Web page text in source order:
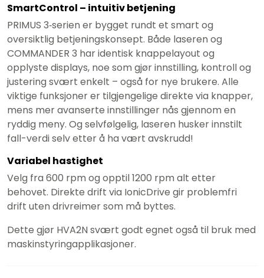
SmartControl – intuitiv betjening
PRIMUS 3‑serien er bygget rundt et smart og
oversiktlig betjeningskonsept. Både laseren og
COMMANDER 3 har identisk knappelayout og
opplyste displays, noe som gjør innstilling, kontroll og
justering svært enkelt – også for nye brukere. Alle
viktige funksjoner er tilgjengelige direkte via knapper,
mens mer avanserte innstillinger nås gjennom en
ryddig meny. Og selvfølgelig, laseren husker innstilt
fall-verdi selv etter å ha vært avskrudd!
Variabel hastighet
Velg fra 600 rpm og opptil 1200 rpm alt etter
behovet. Direkte drift via IonicDrive gir problemfri
drift uten drivreimer som må byttes.
Dette gjør HVA2N svært godt egnet også til bruk med
maskinstyringapplikasjoner.